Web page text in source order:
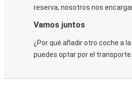
reserva, nosotros nos
Vamos juntos
¿Por qué añadir otro coche a
puedes optar por el